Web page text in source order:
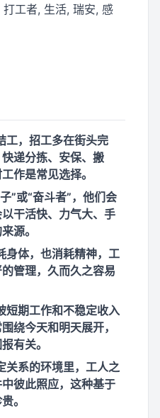
打工者, 生活, 瑞安, 感
工，招工多在街头完
递分拣、安保、搬
作是常见选择。
”或“奋斗者”，他们会
干活快、力气大、手
源。
身体，也消耗精神，工
管理，久而久之容易
短期工作和不稳定收入
绕今天和明天展开，
有关。
关系的环境里，工人之
彼此照应，这种基于
。